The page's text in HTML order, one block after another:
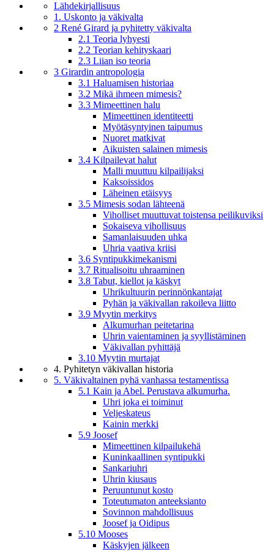
Lähdekirjallisuus
1. Uskonto ja väkivalta
2 René Girard ja pyhitetty väkivalta
2.1 Teoria lyhyesti
2.2 Teorian kehityskaari
2.3 Liian iso teoria
3 Girardin antropologia
3.1 Haluamisen historiaa
3.2 Mikä ihmeen mimesis?
3.3 Mimeettinen halu
Mimeettinen identiteetti
Myötäsyntyinen taipumus
Nuoret matkivat
Aikuisten salainen mimesis
3.4 Kilpailevat halut
Malli muuttuu kilpailijaksi
Kaksoissidos
Läheinen etäisyys
3.5 Mimesis sodan lähteenä
Viholliset muuttuvat toistensa peilikuviksi
Sokaiseva vihollisuus
Samanlaisuuden uhka
Uhria vaativa kriisi
3.6 Syntipukkimekanismi
3.7 Ritualisoitu uhraaminen
3.8 Tabut, kiellot ja käskyt
Uhrikultuurin perinnönkantajat
Pyhän ja väkivallan rakoileva liitto
3.9 Myytin merkitys
Alkumurhan peitetarina
Uhrin vaientaminen ja syyllistäminen
Väkivallan pyhittäjä
3.10 Myytin murtajat
4. Pyhitetyn väkivallan historia
5. Väkivaltainen pyhä vanhassa testamentissa
5.1 Kain ja Abel. Perustava alkumurha.
Uhri joka ei toiminut
Veljeskateus
Kainin merkki
5.9 Joosef
Mimeettinen kilpailukehä
Kuninkaallinen syntipukki
Sankariuhri
Uhrin kiusaus
Peruuntunut kosto
Toteutumaton anteeksianto
Sovinnon mahdollisuus
Joosef ja Oidipus
5.10 Mooses
Käskyjen jälkeen